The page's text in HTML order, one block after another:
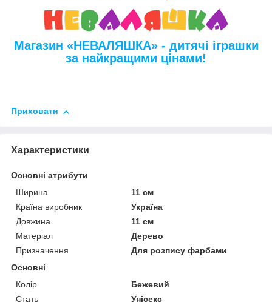
Магазин «НЕВАЛЯШКА» - дитячі іграшки
за найкращими цінами!
Приховати
Характеристики
Основні атрибути
Ширина
11 см
Країна виробник
Україна
Довжина
11 см
Матеріал
Дерево
Призначення
Для розпису фарбами
Основні
Колір
Бежевий
Стать
Унісекс